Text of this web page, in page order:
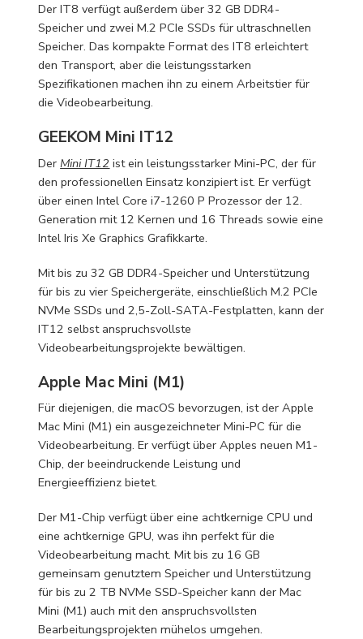
Der IT8 verfügt außerdem über 32 GB DDR4-
Speicher und zwei M.2 PCIe SSDs für ultraschnellen
Speicher. Das kompakte Format des IT8 erleichtert
den Transport, aber die leistungsstarken
Spezifikationen machen ihn zu einem Arbeitstier für
die Videobearbeitung.
GEEKOM Mini IT12
DerMini IT12 ist ein leistungsstarker Mini-PC, der für
den professionellen Einsatz konzipiert ist. Er verfügt
über einen Intel Core i7-1260 P Prozessor der 12.
Generation mit 12 Kernen und 16 Threads sowie eine
Intel Iris Xe Graphics Grafikkarte.
Mit bis zu 32 GB DDR4-Speicher und Unterstützung
für bis zu vier Speichergeräte, einschließlich M.2 PCIe
NVMe SSDs und 2,5-Zoll-SATA-Festplatten, kann der
IT12 selbst anspruchsvollste
Videobearbeitungsprojekte bewältigen.
Apple Mac Mini (M1)
Für diejenigen, die macOS bevorzugen, ist der Apple
Mac Mini (M1) ein ausgezeichneter Mini-PC für die
Videobearbeitung. Er verfügt über Apples neuen M1-
Chip, der beeindruckende Leistung und
Energieeffizienz bietet.
Der M1-Chip verfügt über eine achtkernige CPU und
eine achtkernige GPU, was ihn perfekt für die
Videobearbeitung macht. Mit bis zu 16 GB
gemeinsam genutztem Speicher und Unterstützung
für bis zu 2 TB NVMe SSD-Speicher kann der Mac
Mini (M1) auch mit den anspruchsvollsten
Bearbeitungsprojekten mühelos umgehen.